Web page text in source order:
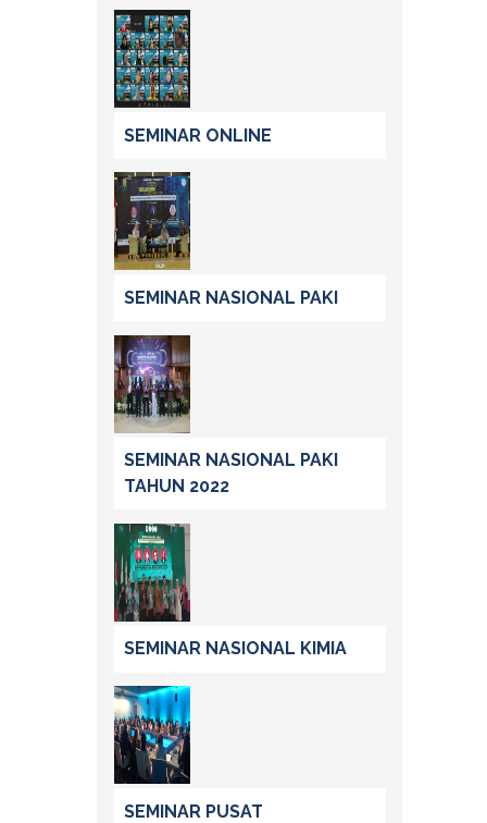
SEMINAR ONLINE
SEMINAR NASIONAL PAKI
SEMINAR NASIONAL PAKI
TAHUN 2022
SEMINAR NASIONAL KIMIA
SEMINAR PUSAT